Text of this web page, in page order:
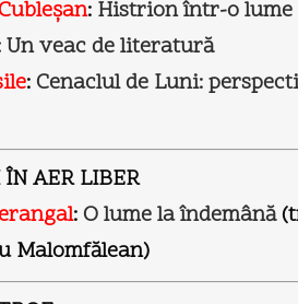
: Histrion într-o lume
Un veac de literatură
: Cenaclul de Luni:
AER LIBER
: O lume la îndemână
Malomfălean)